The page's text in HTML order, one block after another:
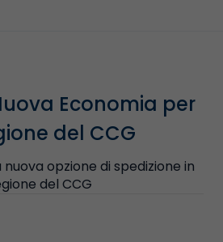
Economia per
del CCG
opzione di spedizione in
del CCG